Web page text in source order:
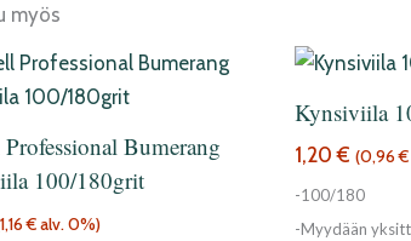
myös
Bumerang
100/180grit
1,16€alv. 0%)
Kynsiviila
1,20€ (0,96€
-100/180
-Myydään